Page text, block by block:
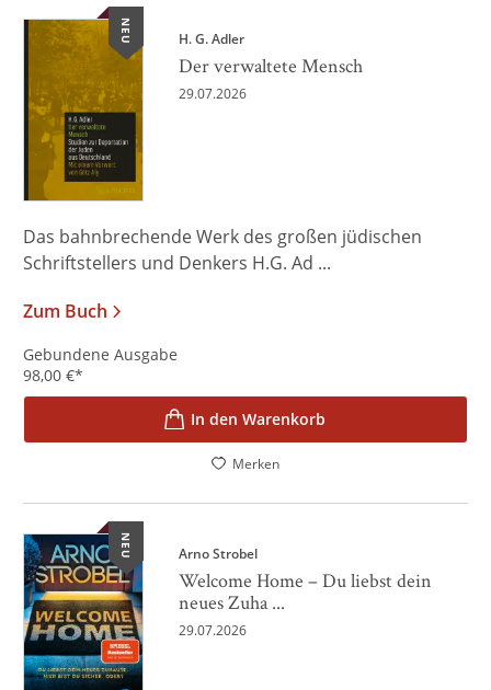
NEU H. G. Adler
Der verwaltete Mensch
29.07.2026
Das bahnbrechende Werk des großen jüdischen
Schriftstellers und Denkers H.G. Ad ...
Zum Buch
Gebundene Ausgabe
98,00 €*
In den Warenkorb
Merken
NEU Arno Strobel
Welcome Home – Du liebst dein
neues Zuha ...
29.07.2026